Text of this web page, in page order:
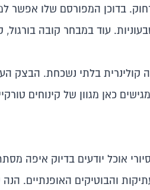
בדוכן המפורסם שלו אפשר
עוד במבחר קובה
קולינרית בלתי נשכחת. הבצק
כאן מגוון של קינוחים
אוכל יודעים בדיוק איפה
והבוטיקים האופנתיים. הנה